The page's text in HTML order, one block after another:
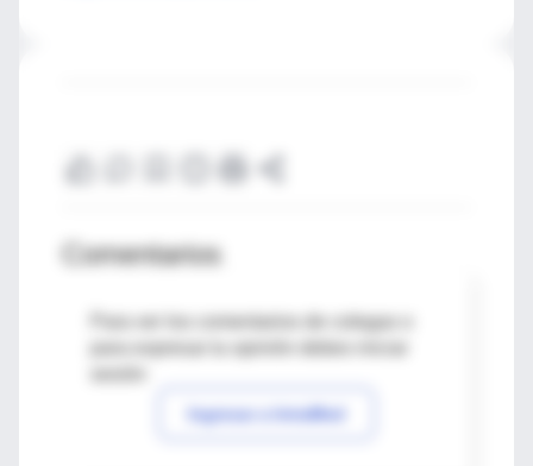
Comentarios
Para ver los comentarios de colegas o
Ingresar a IntraMed